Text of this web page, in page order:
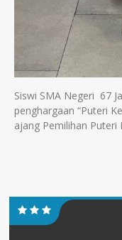
Siswi SMA Negeri 67
penghargaan “Puteri
ajang Pemilihan Puteri